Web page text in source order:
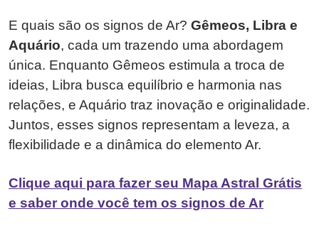
E quais são os signos de Ar? Gêmeos, Libra e
Aquário, cada um trazendo uma abordagem
única. Enquanto Gêmeos estimula a troca de
ideias, Libra busca equilíbrio e harmonia nas
relações, e Aquário traz inovação e originalidade.
Juntos, esses signos representam a leveza, a
flexibilidade e a dinâmica do elemento Ar.
Clique aqui para fazer seu Mapa Astral Grátis
e saber onde você tem os signos de Ar